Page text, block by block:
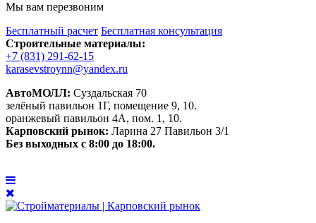
Мы вам перезвоним
Бесплатный расчет Бесплатная консультация
Строительные материалы:
+7 (831) 291-62-15
karasevstroynn@yandex.ru
АвтоМОЛЛ: Суздальская 70
зелёный павильон 1Г, помещение 9, 10.
оранжевый павильон 4А, пом. 1, 10.
Карповский рынок: Ларина 27 Павильон 3/1
Без выходных с 8:00 до 18:00.